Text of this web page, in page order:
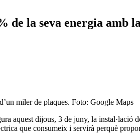
la seva energia amb
miler de plaques. Foto: Google Maps
aquest dijous, 3 de juny, la
que consumeix i servirà perquè